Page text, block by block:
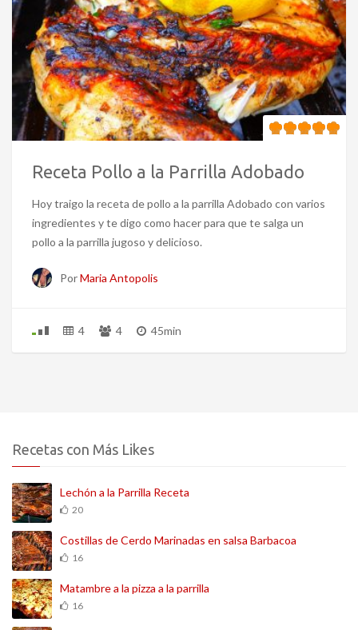
Receta Pollo a la Parrilla Adobado
Hoy traigo la receta de pollo a la parrilla Adobado con varios
ingredientes y te digo como hacer para que te salga un
pollo a la parrilla jugoso y delicioso.
PorMaria Antopolis
4 4 45min
Recetas con Más Likes
Lechón a la Parrilla Receta
20
Costillas de Cerdo Marinadas en salsa Barbacoa
16
Matambre a la pizza a la parrilla
16